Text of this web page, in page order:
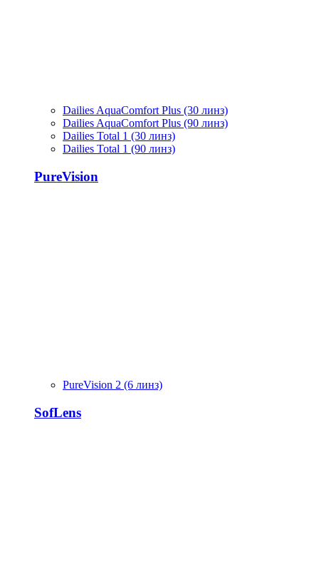
Dailies AquaComfort Plus (30 линз)
Dailies AquaComfort Plus (90 линз)
Dailies Total 1 (30 линз)
Dailies Total 1 (90 линз)
PureVision
PureVision 2 (6 линз)
SofLens